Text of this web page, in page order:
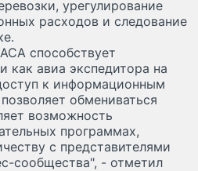
урегулирование
расходов и следование
способствует
авиа экспедитора на
к информационным
обмениваться
возможность
программах,
с представителями
сообщества", - отметил